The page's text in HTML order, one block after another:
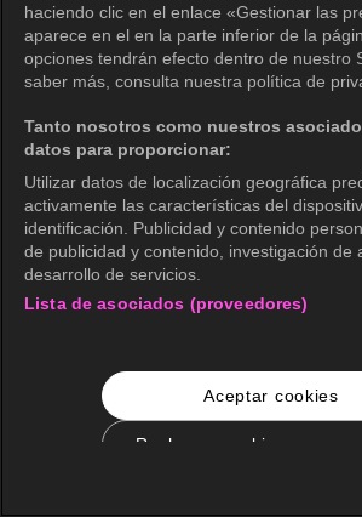
haciendo clic en el enlace «Gestionar las
aparece en el en la parte inferior de la
opciones tendrán efecto dentro de nuestro
saber más, consulta nuestra política de
Tanto nosotros como nuestros
datos para proporcionar:
Utilizar datos de localización geográfica
activamente las características del
identificación. Publicidad y contenido
de publicidad y contenido, investigación de
desarrollo de servicios.
Lista de asociados (proveedores)
Aceptar cookies
Rechazar cookies no